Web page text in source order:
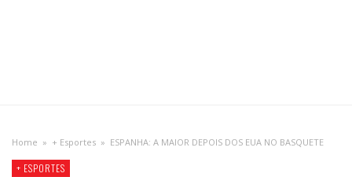
Home » + Esportes » ESPANHA: A MAIOR DEPOIS DOS EUA NO BASQUETE
+ ESPORTES